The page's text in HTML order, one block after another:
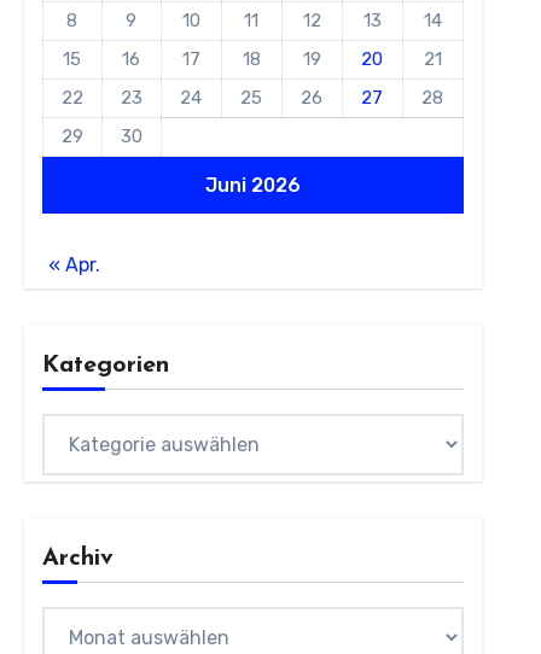
Juni 2026
8
9 10 11 12 13
14
15
16 17 18 19 20
21
22
23 24 25 26 27
28
29
30
« Apr.
Kategorien
Archiv